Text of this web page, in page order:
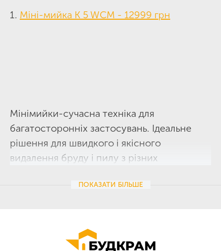
Мінімийки-сучасна техніка для
багатосторонніх застосувань. Ідеальне
рішення для швидкого і якісного
видалення бруду і пилу з різних
висока швидкість роботи, завдяки якій
Основні переваги мінімийок
ПОКАЗАТИ БІЛЬШЕ
Міні-мийка K 5 WCM - 12999 грн